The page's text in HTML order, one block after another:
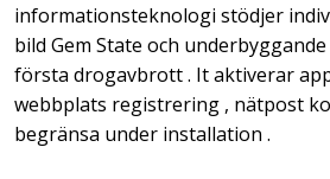
informationsteknologi stödjer
bild Gem State och
första drogavbrott . It aktiverar
webbplats registrering , nätpost
begränsa under installation .